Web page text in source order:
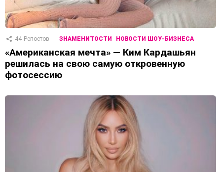
44 Репостов ЗНАМЕНИТОСТИ НОВОСТИ ШОУ-БИЗНЕСА
«Американская мечта» — Ким Кардашьян
решилась на свою самую откровенную
фотосессию